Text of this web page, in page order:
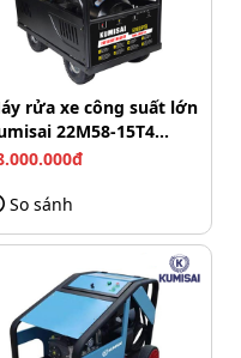
lựa chọn lý tưởng cho
mẽ và tốc độ.
rửa xe công suất lớn
22M58-15T4
So sánh